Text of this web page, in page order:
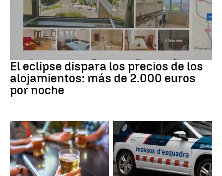
Eclipse solar
El eclipse dispara los precios de los
alojamientos: más de 2.000 euros
por noche
Día Internacional Cerveza Estafa